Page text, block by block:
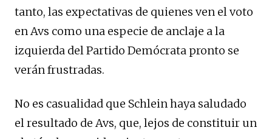
tanto, las expectativas de quienes ven el voto
en Avs como una especie de anclaje a la
izquierda del Partido Demócrata pronto se
verán frustradas.
No es casualidad que Schlein haya saludado
el resultado de Avs, que, lejos de constituir un